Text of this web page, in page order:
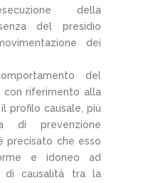
della
del presidio
dei
del
con riferimento alla
profilo causale, più
di prevenzione
precisato che esso
e idoneo ad
di causalità tra la